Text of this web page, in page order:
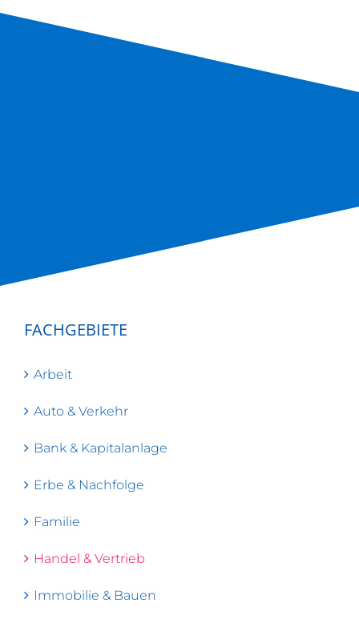
FACHGEBIETE
Arbeit
Auto & Verkehr
Bank & Kapitalanlage
Erbe & Nachfolge
Familie
Handel & Vertrieb
Immobilie & Bauen